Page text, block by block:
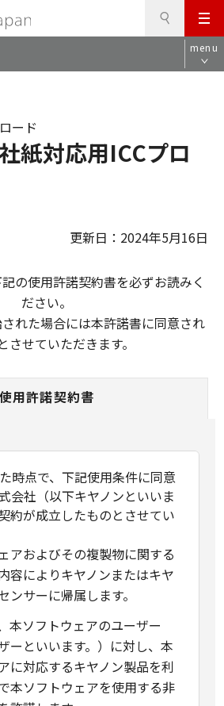
メ
ニ
ュ
menu
紙対応用ICCプロ
ード
更新日：2024年5月16日
の使用許諾契約書を必ずお読みく
ださい。
れた場合には本許諾書に同意され
させていただきます。
使用許諾契約書
時点で、下記使用条件に同意
会社（以下キヤノンといいま
約が成立したものとさせてい
アおよびその複製物に関する
容によりキヤノンまたはキヤ
ンサーに帰属します。
本ソフトウェアのユーザー
ーといいます。）に対し、本
に対応するキヤノン製品を利
本ソフトウェアを使用する非